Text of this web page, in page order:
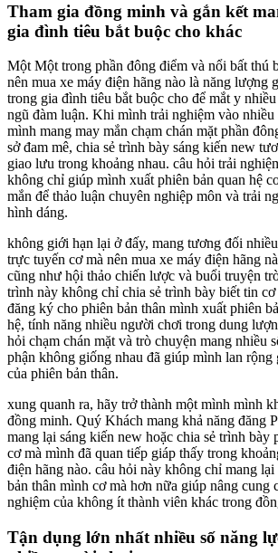
Tham gia đồng minh và gắn kết
gia đình tiêu bắt buộc cho khác
Một Một trong phần đông điểm và nổi bất thú
nên mua xe máy điện hãng nào là năng lượng
trong gia đình tiêu bắt buộc cho để mắt y
ngũ đàm luận. Khi mình trải nghiệm vào nhiều
mình mang may mắn chạm chán mặt phần
sở đam mê, chia sẻ trình bày sáng kiến new
giao lưu trong khoảng nhau. câu hỏi trải
không chỉ giúp mình xuất phiên bản quan hệ
mắn để thảo luận chuyên nghiệp môn và trải
hình dáng.
không giới hạn lại ở đấy, mang tương đối
trực tuyến cơ mà nên mua xe máy điện hãng
cũng như hội thảo chiến lược và buổi truyện
trình này không chỉ chia sẻ trình bày biết tin
đăng ký cho phiên bản thân mình xuất phiên
hệ, tính năng nhiều người chơi trong dung
hỏi chạm chán mặt và trò chuyện mang nhiều
phận không giống nhau đã giúp mình lan rộng
của phiên bản thân.
xung quanh ra, hãy trở thành một mình mình
đồng minh. Quý Khách mang khả năng đăng
mang lại sáng kiến new hoặc chia sẻ trình bày
cơ mà mình đã quan tiếp giáp thấy trong
điện hãng nào. câu hỏi này không chỉ mang
bản thân mình cơ mà hơn nữa giúp nâng cung
nghiệm của không ít thành viên khác trong
Tận dụng lớn nhất nhiều số năng